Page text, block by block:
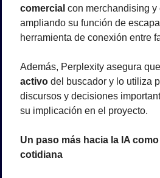
comercial con merchandising y
ampliando su función de
herramienta de conexión entre
Además, Perplexity asegura
activo del buscador y lo utiliza
discursos y decisiones
su implicación en el proyecto.
Un paso más hacia la IA
cotidiana